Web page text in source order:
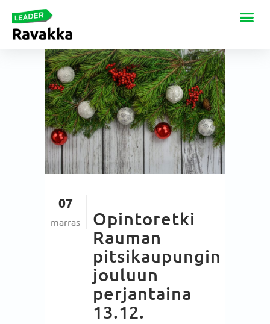
07
marras
Opintoretki
Rauman
pitsikaupungin
jouluun
perjantaina
13.12.